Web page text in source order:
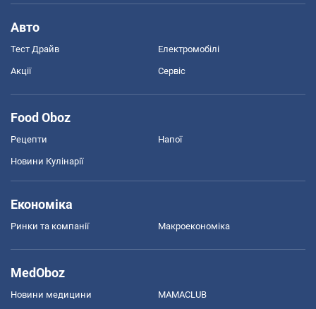
Авто
Тест Драйв Електромобілі
Акції Сервіс
Food Oboz
Рецепти Напої
Новини Кулінарії
Економіка
Ринки та компанії Макроекономіка
MedOboz
Новини медицини MAMACLUB